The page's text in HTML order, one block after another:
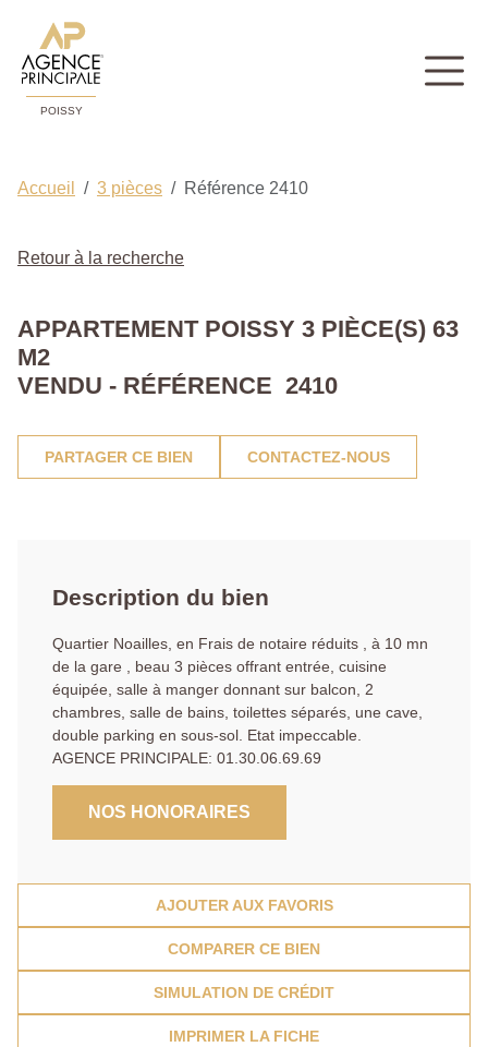
POISSY
Accueil 3 pièces Référence 2410
Retour à la recherche
APPARTEMENT POISSY 3 PIÈCE(S) 63
M2
VENDU - RÉFÉRENCE 2410
PARTAGER CE BIEN CONTACTEZ-NOUS
Description du bien
Quartier Noailles, en Frais de notaire réduits , à 10 mn
de la gare , beau 3 pièces offrant entrée, cuisine
équipée, salle à manger donnant sur balcon, 2
chambres, salle de bains, toilettes séparés, une cave,
double parking en sous-sol. Etat impeccable.
AGENCE PRINCIPALE: 01.30.06.69.69
NOS HONORAIRES
AJOUTER AUX FAVORIS
COMPARER CE BIEN
SIMULATION DE CRÉDIT
IMPRIMER LA FICHE